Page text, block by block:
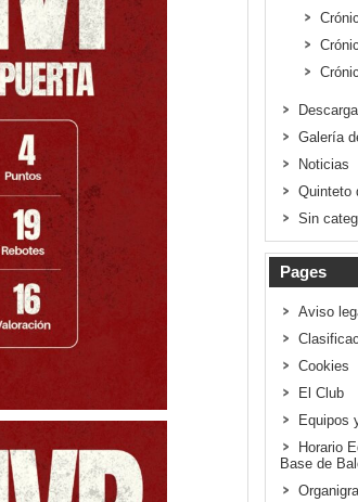
Galería
Noticias
Quinteto
Sin
Pages
Aviso
Cookies
El Club
Equipos
Horario
Base de